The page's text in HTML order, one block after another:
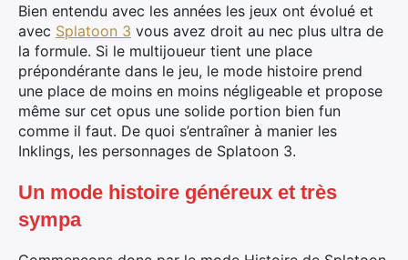
Bien entendu avec les années les jeux ont évolué et
avec Splatoon 3 vous avez droit au nec plus ultra de
la formule. Si le multijoueur tient une place
prépondérante dans le jeu, le mode histoire prend
une place de moins en moins négligeable et propose
même sur cet opus une solide portion bien fun
comme il faut. De quoi s’entraîner à manier les
Inklings, les personnages de Splatoon 3.
Un mode histoire généreux et très
sympa